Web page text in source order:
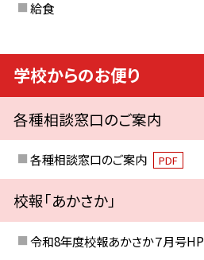
給食
学校からのお便り
各種相談窓口のご案内
各種相談窓口のご案内 PDF
校報「あかさか」
令和8年度校報あかさか７月号HP